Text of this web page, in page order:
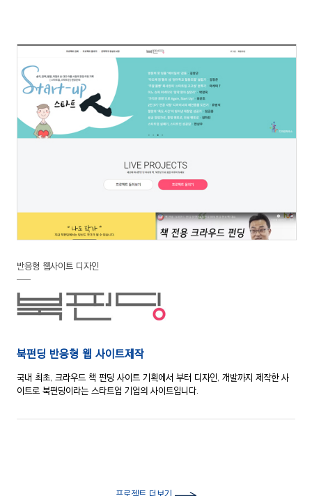
반응형 웹사이트 디자인
북펀딩 반응형 웹 사이트제작
국내 최초, 크라우드 책 펀딩 사이트 기획에서 부터 디자인, 개발까지 제작한사
이트로 북펀딩이라는 스타트업 기업의 사이트입니다.